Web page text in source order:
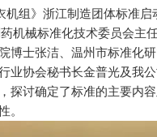
组》浙江制造团体标准启
机械标准化技术委员会主
博士张洁 温州市标准化
业协会秘书长金普光及我
探讨确定了标准的主要内
。